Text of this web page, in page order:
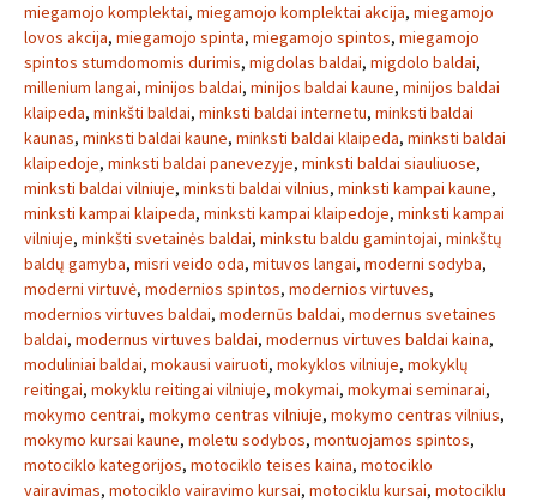
miegamojo komplektai, miegamojo komplektai akcija, miegamojo
lovos akcija, miegamojo spinta, miegamojo spintos, miegamojo
spintos stumdomomis durimis, migdolas baldai, migdolo baldai,
millenium langai, minijos baldai, minijos baldai kaune, minijos baldai
klaipeda, minkšti baldai, minksti baldai internetu, minksti baldai
kaunas, minksti baldai kaune, minksti baldai klaipeda, minksti baldai
klaipedoje, minksti baldai panevezyje, minksti baldai siauliuose,
minksti baldai vilniuje, minksti baldai vilnius, minksti kampai kaune,
minksti kampai klaipeda, minksti kampai klaipedoje, minksti kampai
vilniuje, minkšti svetainės baldai, minkstu baldu gamintojai, minkštų
baldų gamyba, misri veido oda, mituvos langai, moderni sodyba,
moderni virtuvė, modernios spintos, modernios virtuves,
modernios virtuves baldai, modernūs baldai, modernus svetaines
baldai, modernus virtuves baldai, modernus virtuves baldai kaina,
moduliniai baldai, mokausi vairuoti, mokyklos vilniuje, mokyklų
reitingai, mokyklu reitingai vilniuje, mokymai, mokymai seminarai,
mokymo centrai, mokymo centras vilniuje, mokymo centras vilnius,
mokymo kursai kaune, moletu sodybos, montuojamos spintos,
motociklo kategorijos, motociklo teises kaina, motociklo
vairavimas, motociklo vairavimo kursai, motociklu kursai, motociklu